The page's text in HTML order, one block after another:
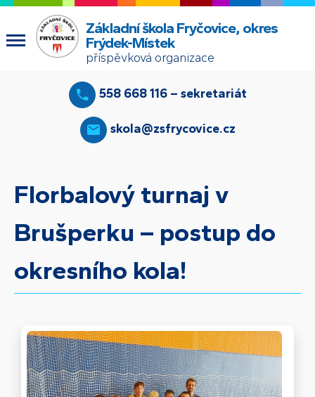
Základní škola Fryčovice, okres
Frýdek-Místek
příspěvková organizace
558 668 116 – sekretariát
skola@zsfrycovice.cz
Florbalový turnaj v
Brušperku – postup do
okresního kola!